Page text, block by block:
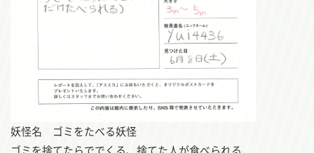
妖怪名 ゴミをたべる妖怪